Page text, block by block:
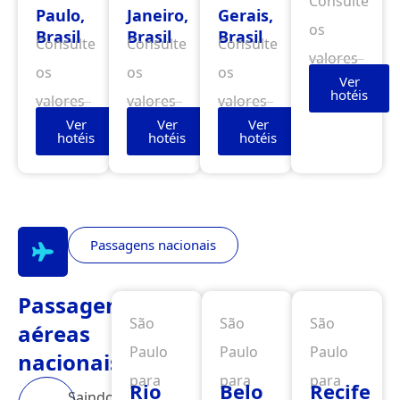
Paulo,
Brasil
Consulte
os
valores
Ver
hotéis
Janeiro,
Brasil
Consulte
os
valores
Ver
hotéis
Gerais,
Brasil
Consulte
os
valores
Ver
hotéis
os
valores
Ver
hotéis
Passagens nacionais
Passagens
aéreas
nacionais
São
Paulo
para
Rio
São
Paulo
para
Belo
São
Paulo
para
Recife